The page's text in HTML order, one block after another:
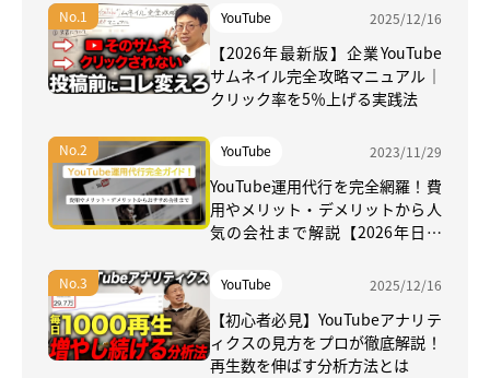
YouTube 2025/12/16
【2026年最新版】企業YouTube
サムネイル完全攻略マニュアル｜
クリック率を5％上げる実践法
YouTube 2023/11/29
YouTube運用代行を完全網羅！費
用やメリット・デメリットから人
気の会社まで解説【2026年日本
YouTube 2025/12/16
【初心者必見】YouTubeアナリテ
ィクスの見方をプロが徹底解説！
再生数を伸ばす分析方法とは